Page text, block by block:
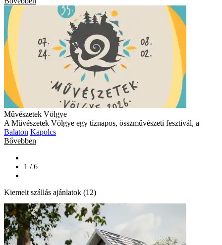
Művészetek Völgye
A Művészetek Völgye egy tíznapos, összművészeti fesztivál, a
Balaton Kapolcs
Bővebben
1 / 6
Kiemelt szállás ajánlatok (12)